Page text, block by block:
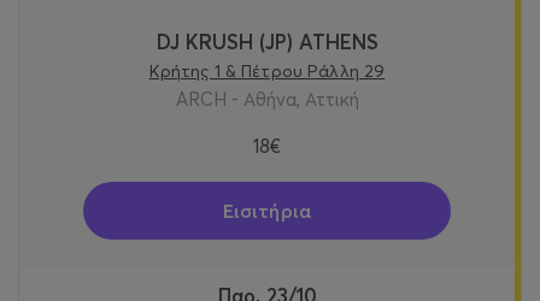
DJ KRUSH (JP) ATHENS
Κρήτης 1 & Πέτρου Ράλλη 29
ARCH - Αθήνα, Αττική
18€
Εισιτήρια
Παρ, 23/10